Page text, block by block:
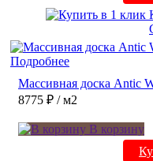
Подробнее
Массивная доска Antic
8775 ₽ / м2
В корзину